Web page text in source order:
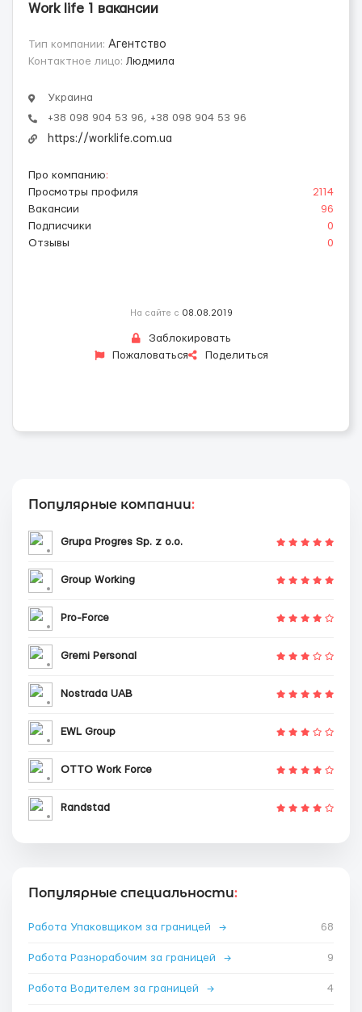
Work life 1 вакансии
Тип компании: Агентство
Контактное лицо: Людмила
Украина
+38 098 904 53 96, +38 098 904 53 96
https://worklife.com.ua
Про компанию:
Просмотры профиля
2114
Вакансии
96
Подписчики
0
Отзывы
0
На сайте с 08.08.2019
Заблокировать
Пожаловаться
Поделиться
Популярные компании:
Grupa Progres Sp. z o.o.
Group Working
Pro-Force
Gremi Personal
Nostrada UAB
EWL Group
OTTO Work Force
Randstad
Популярные специальности:
Работа Упаковщиком за границей → 68
Работа Разнорабочим за границей → 9
Работа Водителем за границей → 4